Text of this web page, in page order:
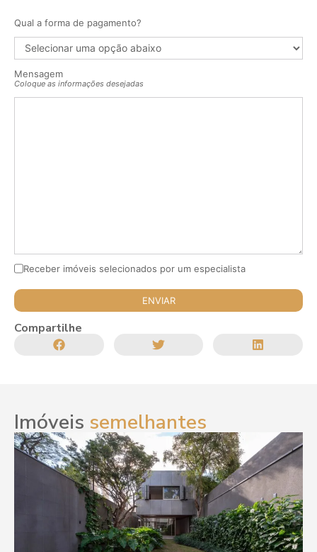
Qual a forma de pagamento?
Mensagem
Coloque as informações desejadas
Receber imóveis selecionados por um especialista
Compartilhe
Imóveis semelhantes